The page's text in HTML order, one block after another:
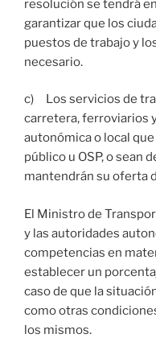
resolución se tendrá
garantizar que los
puestos de trabajo y
necesario.
c) Los servicios de
carretera, ferroviarios
autonómica o local
público u OSP, o sean
mantendrán su oferta
El Ministro de
y las autoridades
competencias en
establecer un
caso de que la
como otras
los mismos.